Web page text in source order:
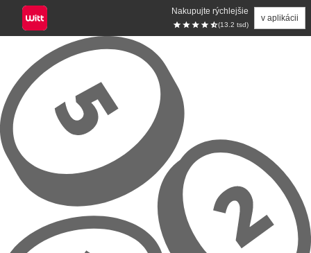
Nakupujte rýchlejšie
(13.2 tsd)
v aplikácii
Prejsť na hlavný obsah